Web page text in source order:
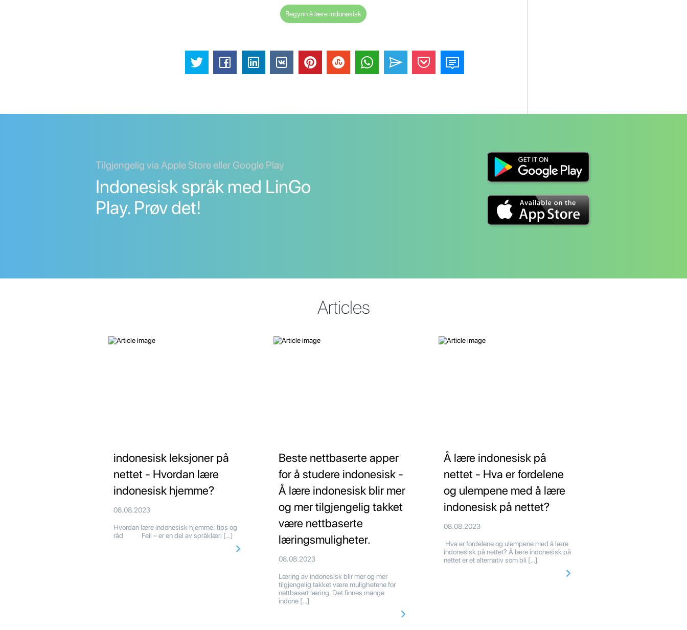
Begynn å lære indonesisk
Tilgjengelig via Apple Store eller Google Play
Indonesisk språk med LinGo
Play. Prøv det!
Articles
indonesisk leksjoner på
nettet - Hvordan lære
indonesisk hjemme?
08.08.2023
Hvordan lære indonesisk hjemme: tips og
råd Feil – er en del av språklæri […]
Beste nettbaserte apper
for å studere indonesisk -
Å lære indonesisk blir mer
og mer tilgjengelig takket
være nettbaserte
læringsmuligheter.
08.08.2023
Læring av indonesisk blir mer og mer
tilgjengelig takket være mulighetene for
nettbasert læring. Det finnes mange
indone […]
Å lære indonesisk på
nettet - Hva er fordelene
og ulempene med å lære
indonesisk på nettet?
08.08.2023
Hva er fordelene og ulempene med å lære
indonesisk på nettet? Å lære indonesisk på
nettet er et alternativ som bli […]